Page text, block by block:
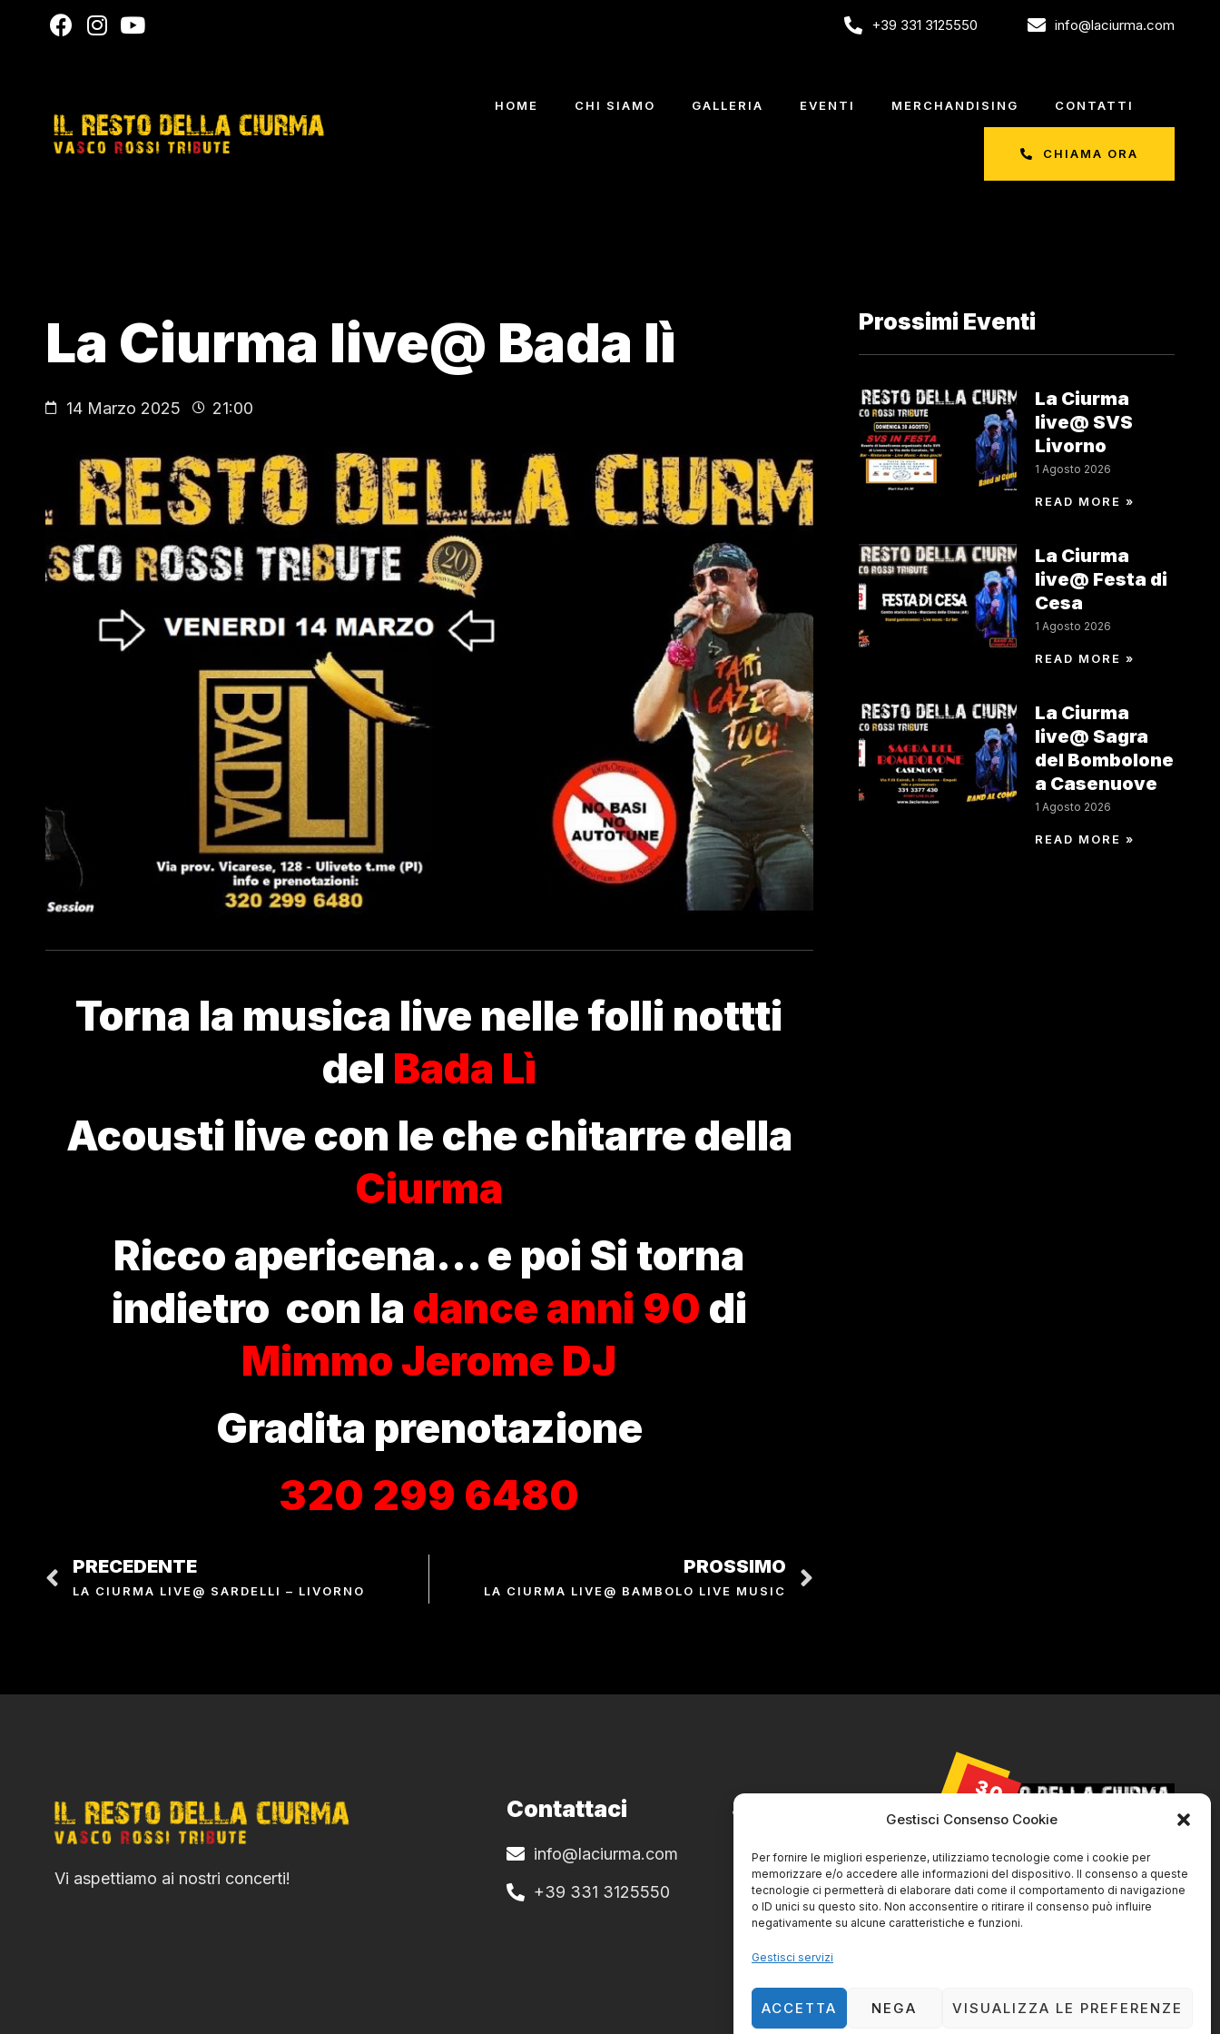
Gestisci Consenso Cookie
Per fornire le migliori esperienze, utilizziamo tecnologie come i cookie per
memorizzare e/o accedere alle informazioni del dispositivo. Il consenso a queste
tecnologie ci permetterà di elaborare dati come il comportamento di navigazione
o ID unici su questo sito. Non acconsentire o ritirare il consenso può influire
negativamente su alcune caratteristiche e funzioni.
Gestisci servizi
ACCETTA NEGA VISUALIZZA LE PREFERENZE
+39 331 3125550 info@laciurma.com
HOME CHI SIAMO GALLERIA EVENTI MERCHANDISING CONTATTI
CHIAMA ORA
La Ciurma live@ Bada lì
14 Marzo 2025 21:00
Torna la musica live nelle folli nottti
del Bada Lì
Acousti live con le che chitarre della
Ciurma
Ricco apericena… e poi Si torna
indietro con la dance anni 90 di
Mimmo Jerome DJ
Gradita prenotazione
320 299 6480
PRECEDENTE
LA CIURMA LIVE@ SARDELLI – LIVORNO
PROSSIMO
LA CIURMA LIVE@ BAMBOLO LIVE MUSIC
Prossimi Eventi
La Ciurma
live@ SVS
Livorno
1 Agosto 2026
READ MORE »
La Ciurma
live@ Festa di
Cesa
1 Agosto 2026
READ MORE »
La Ciurma
live@ Sagra
del Bombolone
a Casenuove
1 Agosto 2026
READ MORE »
Vi aspettiamo ai nostri concerti!
Contattaci
info@laciurma.com
+39 331 3125550
Site Policy
Privacy e Cookie Policy
30
AGO
La Ciurma live@ SVS